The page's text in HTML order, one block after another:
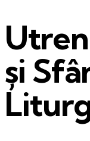
și